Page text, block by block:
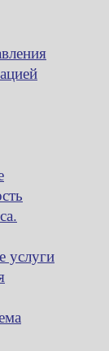
услуги